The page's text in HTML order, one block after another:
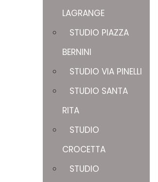
LAGRANGE
STUDIO PIAZZA
BERNINI
STUDIO VIA PINELLI
STUDIO SANTA
RITA
STUDIO
CROCETTA
STUDIO